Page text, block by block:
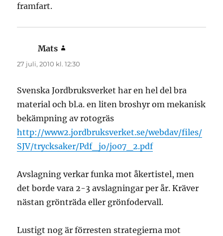
framfart.
Mats
27 juli, 2010 kl. 12:30
Svenska Jordbruksverket har en hel del bra
material och bl.a. en liten broshyr om mekanisk
bekämpning av rotogräs
http://www2.jordbruksverket.se/webdav/files/
SJV/trycksaker/Pdf_jo/jo07_2.pdf
Avslagning verkar funka mot åkertistel, men
det borde vara 2-3 avslagningar per år. Kräver
nästan grönträda eller grönfodervall.
Lustigt nog är förresten strategierna mot